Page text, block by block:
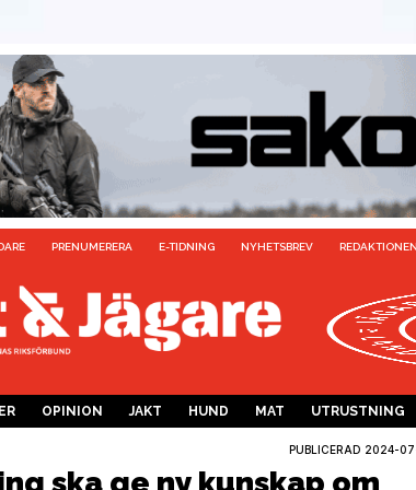
PRENUMERERA E-TIDNING NYHETSBREV REDAKTIONEN
OPINION JAKT HUND MAT UTRUSTNING
PUBLICERAD 2024-
ska ge ny kunskap om